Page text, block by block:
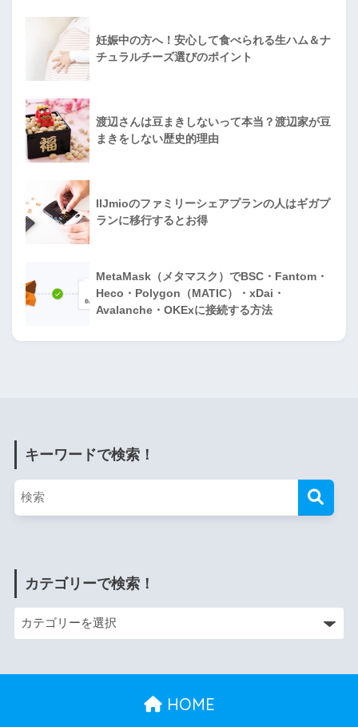
妊娠中の方へ！安心して食べられる生ハム＆ナ
チュラルチーズ選びのポイント
渡辺さんは豆まきしないって本当？渡辺家が豆
まきをしない歴史的理由
IIJmioのファミリーシェアプランの人はギガプ
ランに移行するとお得
MetaMask（メタマスク）でBSC・Fantom・
Heco・Polygon（MATIC）・xDai・
Avalanche・OKExに接続する方法
キーワードで検索！
カテゴリーで検索！
HOME